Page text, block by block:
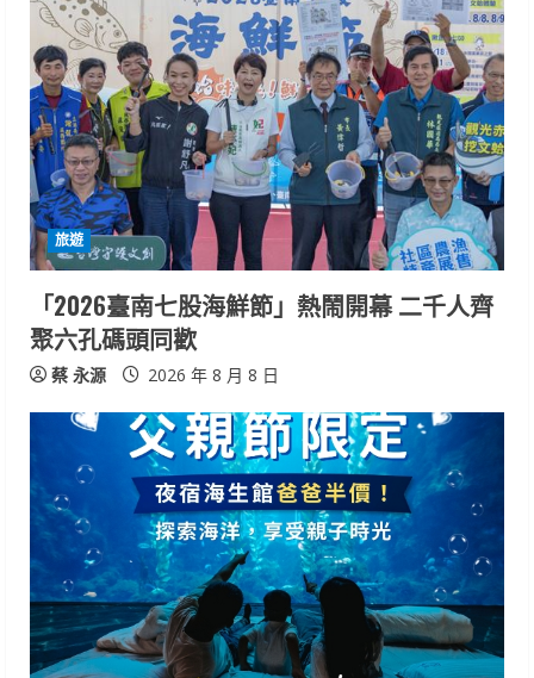
R
e
a
d
i
n
g
旅遊
「2026臺南七股海鮮節」熱鬧開幕 二千人齊
聚六孔碼頭同歡
蔡 永源 2026 年 8 月 8 日